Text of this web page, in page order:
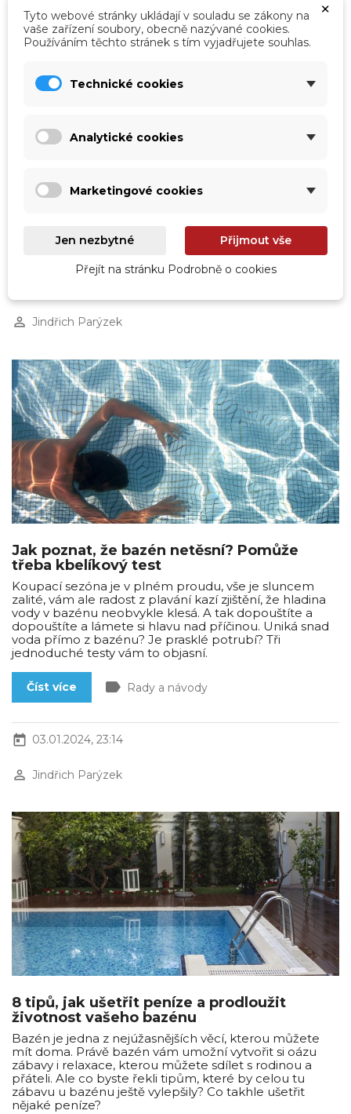
plavání tak skvělé
za jednu z nejpřínosnějších aktivit pro mladé lidi,
následující řádky jsou určené právě vám.
Číst více label Teorie a praxe
perm_identity Jindřich Parýzek
Jak poznat, že bazén netěsní? Pomůže
třeba kbelíkový test
Koupací sezóna je v plném proudu, vše je sluncem
zalité, vám ale radost z plavání kazí zjištění, že hladina
vody v bazénu neobvykle klesá. A tak dopouštíte a
dopouštíte a lámete si hlavu nad příčinou. Uniká snad
voda přímo z bazénu? Je prasklé potrubí? Tři
jednoduché testy vám to objasní.
Číst více label Rady a návody
today 03.01.2024, 23:14
perm_identity Jindřich Parýzek
8 tipů, jak ušetřit peníze a prodloužit
životnost vašeho bazénu
Bazén je jedna z nejúžasnějších věcí, kterou můžete
mít doma. Právě bazén vám umožní vytvořit si oázu
zábavy i relaxace, kterou můžete sdílet s rodinou a
přáteli. Ale co byste řekli tipům, které by celou tu
zábavu u bazénu ještě vylepšily? Co takhle ušetřit
nějaké peníze?
×
Tyto webové stránky ukládají v souladu se zákony na
vaše zařízení soubory, obecně nazývané cookies.
Používáním těchto stránek s tím vyjadřujete souhlas.
Technické cookies
Analytické cookies
Marketingové cookies
Jen nezbytné Přijmout vše
Přejít na stránku Podrobně o cookies